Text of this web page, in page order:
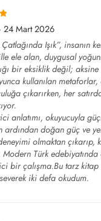
524 Mart 2026
Çatlağında Işık”, insanın
ele alan, duygusal
bir eksiklik değil;
kullanılan
çıkarırken, her
anlatımı, okuyucuyla
ardından doğan güç ve
olmaktan çıkarıp,
Modern Türk
bir çalışma.Bu tarz kitap
iki defa okudum.